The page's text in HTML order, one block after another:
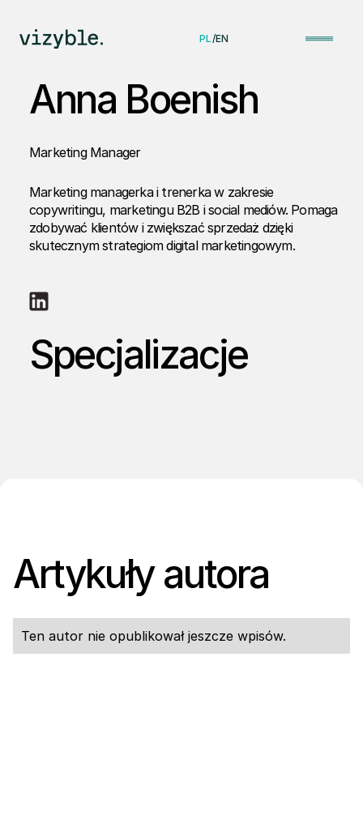
PL/EN
Anna Boenish
Marketing Manager
Marketing managerka i trenerka w zakresie
copywritingu, marketingu B2B i social mediów. Pomaga
zdobywać klientów i zwiększać sprzedaż dzięki
skutecznym strategiom digital marketingowym.
Specjalizacje
Artykuły autora
Ten autor nie opublikował jeszcze wpisów.